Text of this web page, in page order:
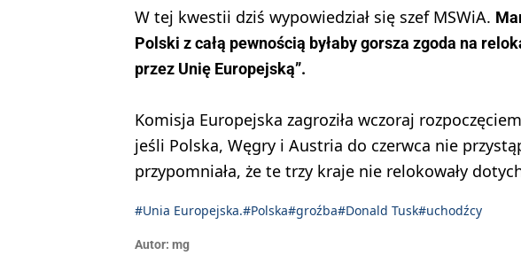
W tej kwestii dziś wypowiedział się szef MSWiA.
Polski z całą pewnością byłaby gorsza zgoda na
przez Unię Europejską”.
Komisja Europejska zagroziła wczoraj
jeśli Polska, Węgry i Austria do czerwca nie
przypomniała, że te trzy kraje nie relokowały
#Unia Europejska.#Polska#groźba#Donald Tusk#uchodźcy
Autor: mg